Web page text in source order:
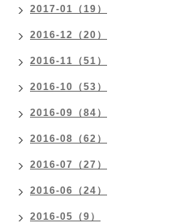
2017-01（19）
2016-12（20）
2016-11（51）
2016-10（53）
2016-09（84）
2016-08（62）
2016-07（27）
2016-06（24）
2016-05（9）